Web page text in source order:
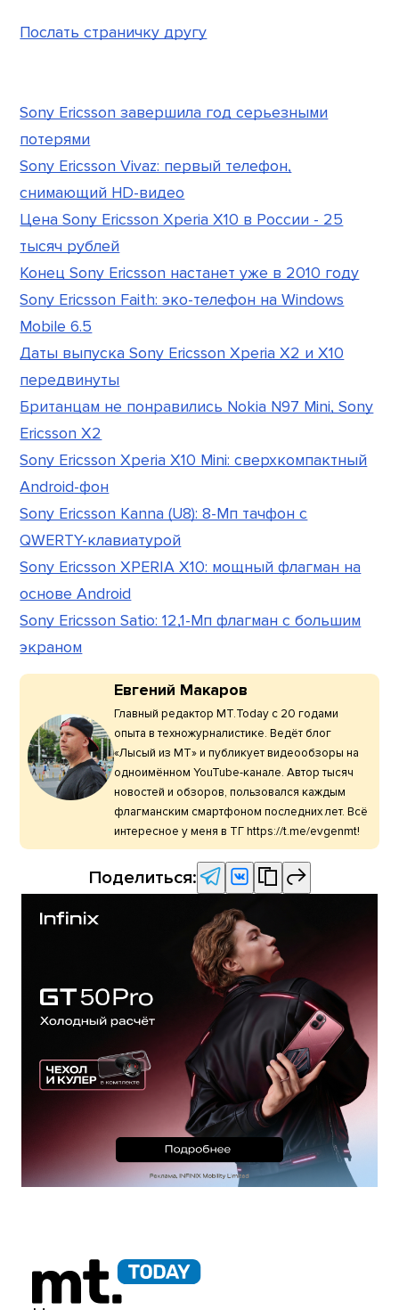
Послать страничку другу
Sony Ericsson завершила год серьезными
потерями
Sony Ericsson Vivaz: первый телефон,
снимающий HD-видео
Цена Sony Ericsson Xperia X10 в России - 25
тысяч рублей
Конец Sony Ericsson настанет уже в 2010 году
Sony Ericsson Faith: эко-телефон на Windows
Mobile 6.5
Даты выпуска Sony Ericsson Xperia X2 и X10
передвинуты
Британцам не понравились Nokia N97 Mini, Sony
Ericsson X2
Sony Ericsson Xperia X10 Mini: сверхкомпактный
Android-фон
Sony Ericsson Kanna (U8): 8-Мп тачфон с
QWERTY-клавиатурой
Sony Ericsson XPERIA X10: мощный флагман на
основе Android
Sony Ericsson Satio: 12,1-Мп флагман с большим
экраном
Евгений Макаров
Главный редактор МТ.Today с 20 годами
опыта в техножурналистике. Ведёт блог
«Лысый из МТ» и публикует видеообзоры на
одноимённом YouTube-канале. Автор тысяч
новостей и обзоров, пользовался каждым
флагманским смартфоном последних лет. Всё
интересное у меня в ТГ https://t.me/evgenmt!
Поделиться: